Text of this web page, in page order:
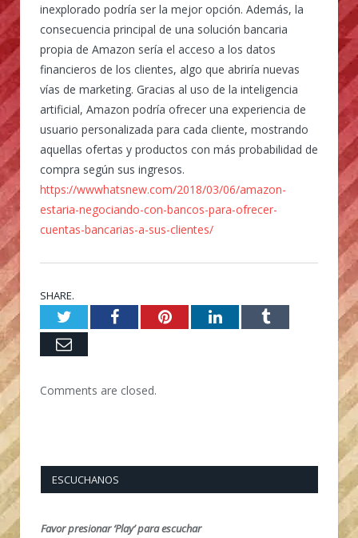
inexplorado podría ser la mejor opción. Además, la
consecuencia principal de una solución bancaria
propia de Amazon sería el acceso a los datos
financieros de los clientes, algo que abriría nuevas
vías de marketing. Gracias al uso de la inteligencia
artificial, Amazon podría ofrecer una experiencia de
usuario personalizada para cada cliente, mostrando
aquellas ofertas y productos con más probabilidad de
compra según sus ingresos.
https://wwwhatsnew.com/2018/03/06/amazon-
estaria-negociando-con-bancos-para-ofrecer-
cuentas-bancarias-a-sus-clientes/
SHARE.
TwitterFacebookPinterestLinkedInTumblr
Email
Comments are closed.
ESCUCHANOS
Favor presionar ‘Play’ para escuchar